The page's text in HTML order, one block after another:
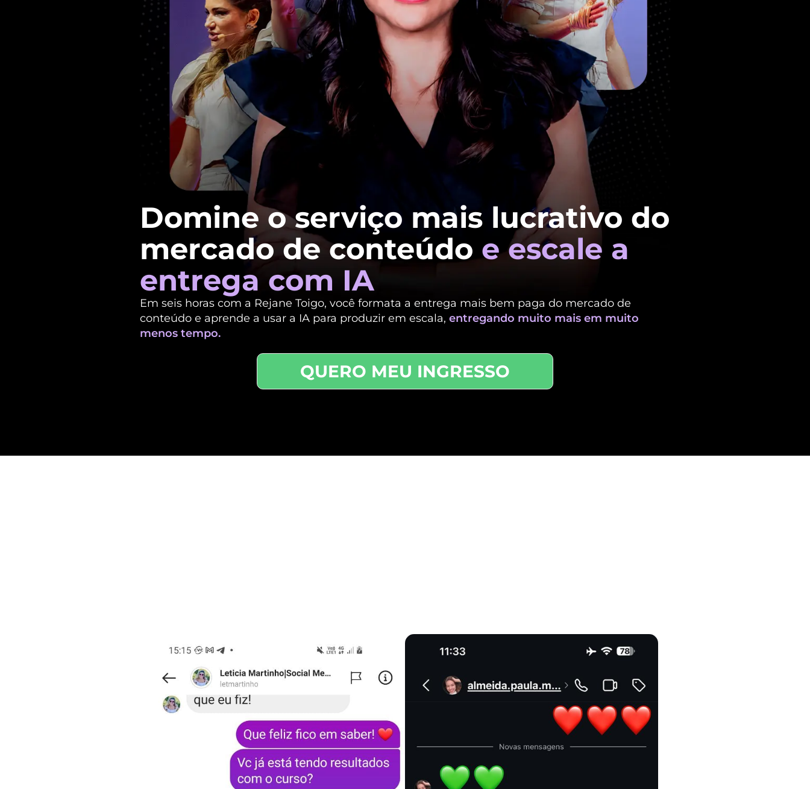
Domine o serviço mais lucrativo do
mercado de conteúdo e escale a
entrega com IA
Em seis horas com a Rejane Toigo, você formata a entrega mais bem paga do mercado de
conteúdo e aprende a usar a IA para produzir em escala, entregando muito mais em muito
menos tempo.
QUERO MEU INGRESSO